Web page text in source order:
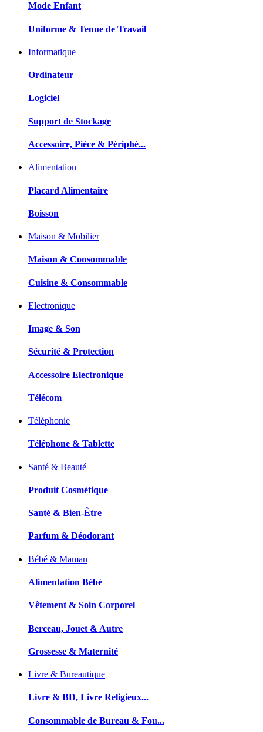
Mode Enfant
Uniforme & Tenue de Travail
Informatique
Ordinateur
Logiciel
Support de Stockage
Accessoire, Pièce & Périphé...
Alimentation
Placard Alimentaire
Boisson
Maison & Mobilier
Maison & Consommable
Cuisine & Consommable
Electronique
Image & Son
Sécurité & Protection
Accessoire Electronique
Télécom
Téléphonie
Téléphone & Tablette
Santé & Beauté
Produit Cosmétique
Santé & Bien-Être
Parfum & Déodorant
Bébé & Maman
Alimentation Bébé
Vêtement & Soin Corporel
Berceau, Jouet & Autre
Grossesse & Maternité
Livre & Bureautique
Livre & BD, Livre Religieux...
Consommable de Bureau & Fou...